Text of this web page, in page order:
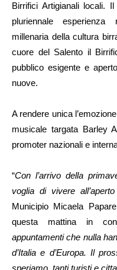
Birrifici Artigianali locali.
pluriennale
millenaria della cultura
cuore del Salento il
pubblico esigente e
nuove.
A rendere unica
musicale targata Barley
promoter nazionali e
“Con l’arrivo della
voglia di vivere all’aperto
Municipio Micaela
questa mattina in
appuntamenti che nulla
d’Italia e d’Europa. Il
speriamo, tanti turisti e